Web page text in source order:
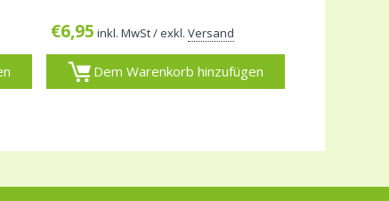
€6,95 inkl. MwSt/ exkl. Versand
Dem Warenkorb hinzufügen